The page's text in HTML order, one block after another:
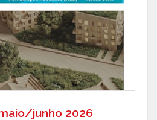
maio/junho 2026